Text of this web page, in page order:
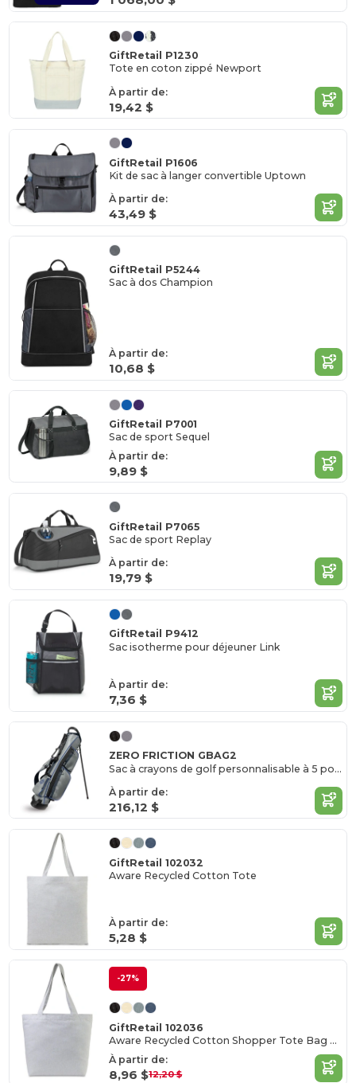
GiftRetail P1230
Tote en coton zippé Newport
À partir de:
19,42 $
GiftRetail P1606
Kit de sac à langer convertible Uptown
À partir de:
43,49 $
GiftRetail P5244
Sac à dos Champion
À partir de:
10,68 $
GiftRetail P7001
Sac de sport Sequel
À partir de:
9,89 $
GiftRetail P7065
Sac de sport Replay
À partir de:
19,79 $
GiftRetail P9412
Sac isotherme pour déjeuner Link
À partir de:
7,36 $
ZERO FRICTION GBAG2
Sac à crayons de golf personnalisable à 5 poches
À partir de:
216,12 $
GiftRetail 102032
Aware Recycled Cotton Tote
À partir de:
5,28 $
-27%
GiftRetail 102036
Aware Recycled Cotton Shopper Tote Bag With Interior Zip Pocket
À partir de:
8,96 $12,20 $